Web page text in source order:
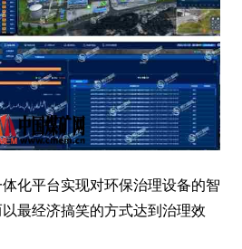
化平台实现对环保治理设备的智
最经济搞笑的方式达到治理效